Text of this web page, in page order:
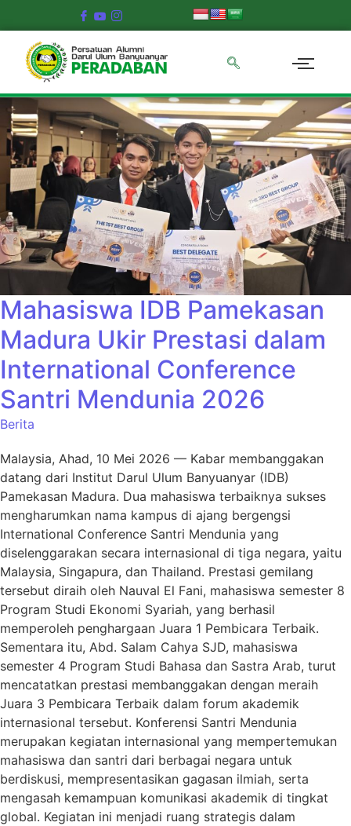
Mahasiswa IDB Pamekasan
Madura Ukir Prestasi dalam
International Conference
Santri Mendunia 2026
Berita
Malaysia, Ahad, 10 Mei 2026 — Kabar membanggakan
datang dari Institut Darul Ulum Banyuanyar (IDB)
Pamekasan Madura. Dua mahasiswa terbaiknya sukses
mengharumkan nama kampus di ajang bergengsi
International Conference Santri Mendunia yang
diselenggarakan secara internasional di tiga negara, yaitu
Malaysia, Singapura, dan Thailand. Prestasi gemilang
tersebut diraih oleh Nauval El Fani, mahasiswa semester 8
Program Studi Ekonomi Syariah, yang berhasil
memperoleh penghargaan Juara 1 Pembicara Terbaik.
Sementara itu, Abd. Salam Cahya SJD, mahasiswa
semester 4 Program Studi Bahasa dan Sastra Arab, turut
mencatatkan prestasi membanggakan dengan meraih
Juara 3 Pembicara Terbaik dalam forum akademik
internasional tersebut. Konferensi Santri Mendunia
merupakan kegiatan internasional yang mempertemukan
mahasiswa dan santri dari berbagai negara untuk
berdiskusi, mempresentasikan gagasan ilmiah, serta
mengasah kemampuan komunikasi akademik di tingkat
global. Kegiatan ini menjadi ruang strategis dalam